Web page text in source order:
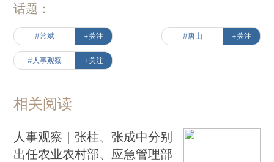
话题：
#常斌 +关注 #唐山 +关注
#人事观察 +关注
相关阅读
人事观察｜张柱、张成中分别
出任农业农村部、应急管理部